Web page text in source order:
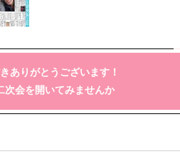
ありがとうございます！
次会を開いてみませんか